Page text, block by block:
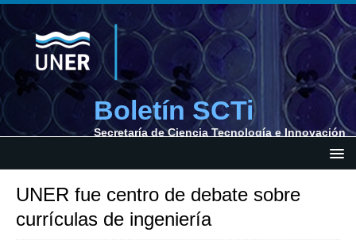
Boletín SCTi
Secretaría de Ciencia Tecnología e Innovación
UNER fue centro de debate sobre
currículas de ingeniería